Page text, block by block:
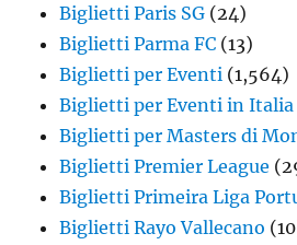
Biglietti Paris SG (24)
Biglietti Parma FC (13)
Biglietti per Eventi (1,564)
Biglietti per Eventi in Italia
Biglietti per Masters di
Biglietti Premier League
Biglietti Primeira Liga
Biglietti Rayo Vallecano